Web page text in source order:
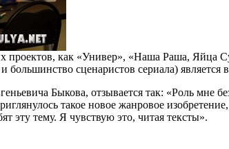
проектов, как «Универ», «Наша Раша, Яйца
большинство сценаристов сериала)
Быкова, отзывается так: «Роль мне
такое новое жанровое
эту тему. Я чувствую это, читая тексты».